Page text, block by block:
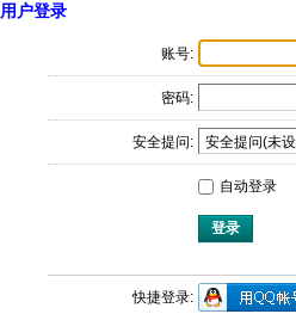
用户登录
账号:
密码:
安全提问:
自动登录
登录
快捷登录: